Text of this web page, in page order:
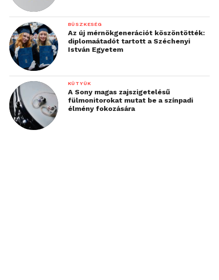
BÜSZKESÉG
Az új mérnökgenerációt köszöntötték:
diplomaátadót tartott a Széchenyi
István Egyetem
KÜTYÜK
A Sony magas zajszigetelésű
fülmonitorokat mutat be a színpadi
élmény fokozására